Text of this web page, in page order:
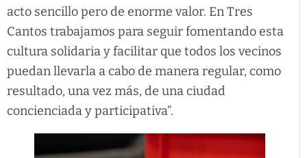
acto sencillo pero de enorme valor. En Tres
Cantos trabajamos para seguir fomentando esta
cultura solidaria y facilitar que todos los vecinos
puedan llevarla a cabo de manera regular, como
resultado, una vez más, de una ciudad
concienciada y participativa”.